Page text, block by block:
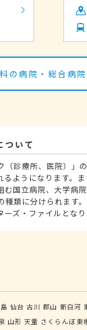
の病院・総合病
ついて
診療所、医院）」
ようになります。
国立病院、大学病
類に分けられます。
ズ・ファイルとなり
仙台 古川 郡山 新白河
山形 天童 さくらんぼ東